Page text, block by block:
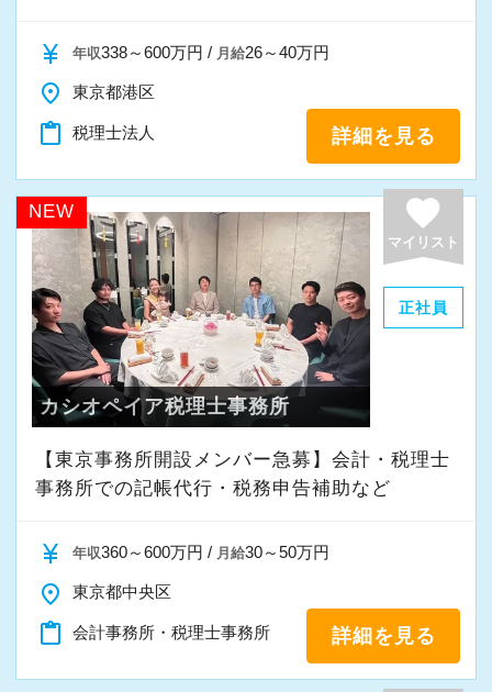
すので経験の幅を広げながらキャリアップを目
■全国のスタッフの勤務時間を本部で一元管理を
し、過度に業務時間が増えている方、残業が連
日に続いている方がいた際に部門の責任者に抑
制の指令が飛ぶようになっています。そのため
全拠点で残業の抑制が成功しています。
■通常の始業時間に対し、前後1時間または2時
間を始業時間にできる制度を導入していますの
で、ライフスタイルにあわせて最適な時間帯で
勤務できます。その他、時短勤務、リモートワ
ークも相談可能です。
※応募には会計求人プラスにご登録が必要で
す。
currency_yen 年収338～600万円 / 月給26～40万円
place 東京都港区
content_paste 税理士法人 詳細を見る
NEW favorite
マイリスト
正社員
カシオペイア税理士事務所
【東京事務所開設メンバー急募】会計・税理士
事務所での記帳代行・税務申告補助など
currency_yen 年収360～600万円 / 月給30～50万円
place 東京都中央区
content_paste 会計事務所・税理士事務所 詳細を見る